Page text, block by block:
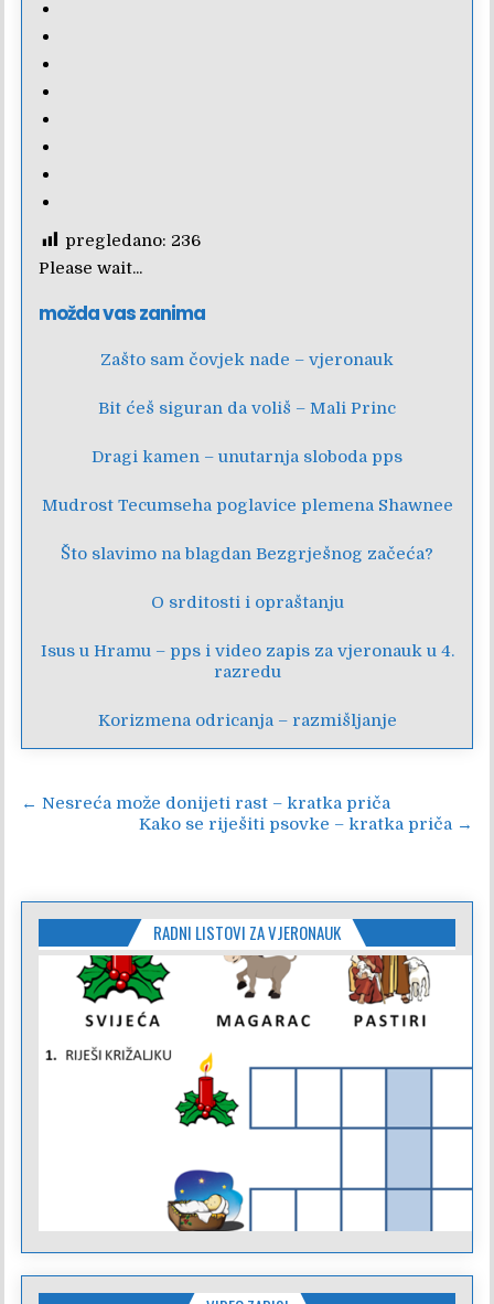
pregledano: 236
Please wait...
možda vas zanima
Zašto sam čovjek nade – vjeronauk
Bit ćeš siguran da voliš – Mali Princ
Dragi kamen – unutarnja sloboda pps
Mudrost Tecumseha poglavice plemena Shawnee
Što slavimo na blagdan Bezgrješnog začeća?
O srditosti i opraštanju
Isus u Hramu – pps i video zapis za vjeronauk u 4.
razredu
Korizmena odricanja – razmišljanje
Navigacija
← Nesreća može donijeti rast – kratka priča
Kako se riješiti psovke – kratka priča →
RADNI LISTOVI ZA VJERONAUK